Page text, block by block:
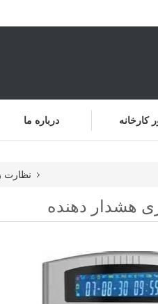
درباره ما کارخانه
هشدار دهنده